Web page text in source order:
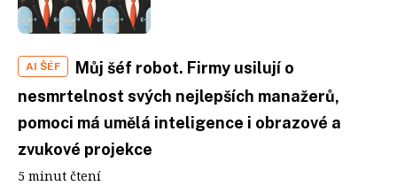
AI ŠÉF
Můj šéf robot. Firmy usilují o
nesmrtelnost svých nejlepších manažerů,
pomoci má umělá inteligence i obrazové a
zvukové projekce
5 minut čtení